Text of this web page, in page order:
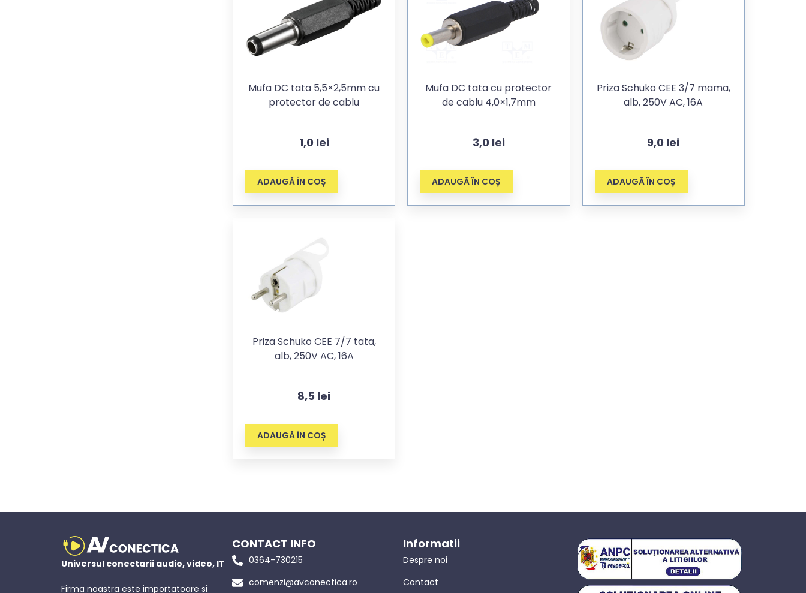
Mufa DC tata 5,5×2,5mm cu
protector de cablu
1,0 lei
ADAUGĂ ÎN COȘ
Mufa DC tata cu protector
de cablu 4,0×1,7mm
3,0 lei
ADAUGĂ ÎN COȘ
Priza Schuko CEE 3/7 mama,
alb, 250V AC, 16A
9,0 lei
ADAUGĂ ÎN COȘ
Priza Schuko CEE 7/7 tata,
alb, 250V AC, 16A
8,5 lei
ADAUGĂ ÎN COȘ
Universul conectarii audio, video, IT
Firma noastra este importatoare si
CONTACT INFO
0364-730215
comenzi@avconectica.ro
Informatii
Despre noi
Contact